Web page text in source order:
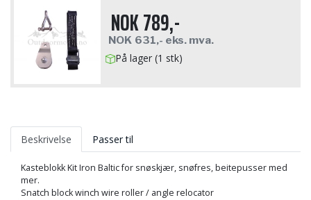
NOK789,-
NOK 631,- eks. mva.
På lager (1 stk)
Beskrivelse Passer til
Kasteblokk Kit Iron Baltic for snøskjær, snøfres, beitepusser med
mer.
Snatch block winch wire roller / angle relocator